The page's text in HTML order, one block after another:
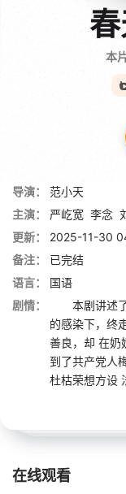
本
导演：
范小天
主演：
严屹宽 李念
更新：
2025-11-30
备注：
已完结
语言：
国语
剧情：
本剧讲述了
的感染下，终
善良，却 在奶
到了共产党人
杜枯荣想方设
在线观看